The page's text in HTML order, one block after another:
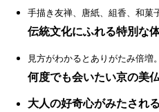
手描き友禅、唐紙、組香、和菓
伝統文化にふれる特別な体
見方がわかるとありがたみ倍増。
何度でも会いたい京の美仏
大人の好奇心がみたされ